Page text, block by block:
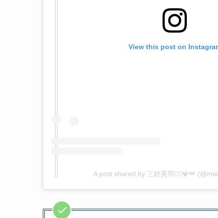
View this post on
A post shared by 三好美羽🏃‍♀️💎🪽